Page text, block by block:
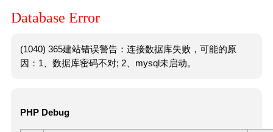
Database Error
(1040) 365建站错误警告：连接数据库失败，可能的原
因：1、数据库密码不对; 2、mysql未启动。
PHP Debug